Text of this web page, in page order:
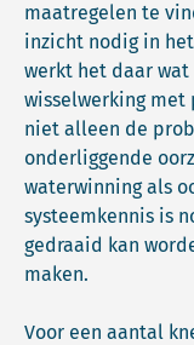
maatregelen te
inzicht nodig in
werkt het daar
wisselwerking met
niet alleen de
onderliggende
waterwinning als
systeemkennis is
gedraaid kan
maken.
Voor een aantal